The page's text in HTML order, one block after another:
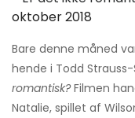
oktober 2018
Bare denne måned
hende i Todd
romantisk?Filmen
Natalie, spillet af